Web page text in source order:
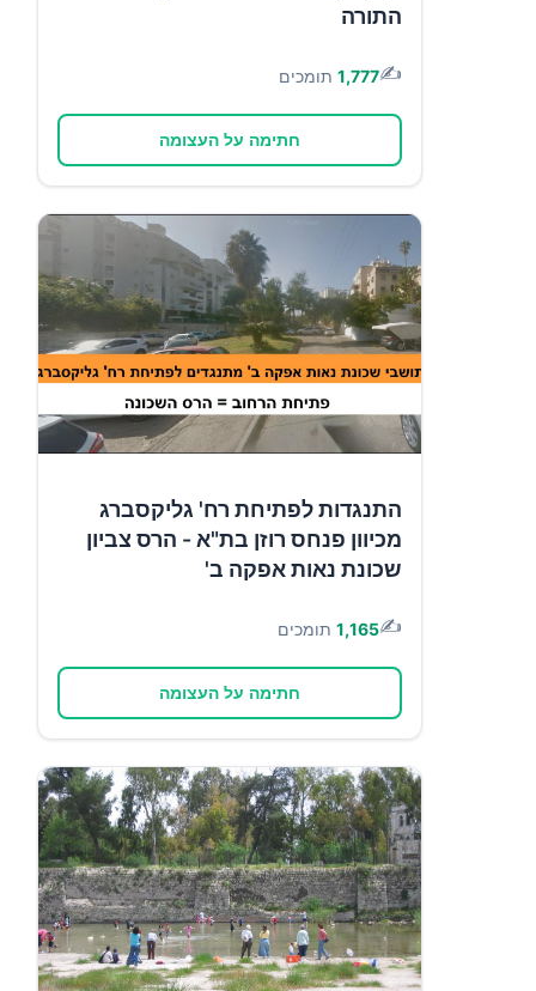
התורה
✍️
1,777 תומכים
חתימה על העצומה
התנגדות לפתיחת רח' גליקסברג
מכיוון פנחס רוזן בת"א - הרס צביון
שכונת נאות אפקה ב'
✍️
1,165 תומכים
חתימה על העצומה